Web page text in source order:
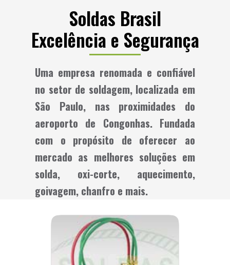
Soldas Brasil
Excelência e Segurança
Uma empresa renomada e confiável
no setor de soldagem, localizada em
São Paulo, nas proximidades do
aeroporto de Congonhas. Fundada
com o propósito de oferecer ao
mercado as melhores soluções em
solda, oxi-corte, aquecimento,
goivagem, chanfro e mais.